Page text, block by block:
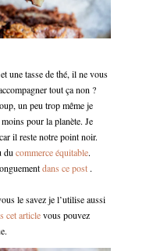
une tasse de thé, il ne vous
tout ça non ?
un peu trop même je
pour la planète. Je
il reste notre point noir.
ducommerce équitable.
dans ce post .
le savez je l’utilise aussi
cet articlevous pouvez